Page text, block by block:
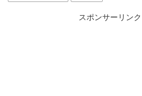
スポンサーリンク